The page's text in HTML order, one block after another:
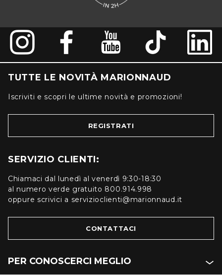
TUTTE LE NOVITÀ MARIONNAUD
Iscriviti e scopri le ultime novità e promozioni!
REGISTRATI
SERVIZIO CLIENTI:
Chiamaci dal lunedì al venerdì 9:30-18:30
al numero verde gratuito 800.914.998
oppure scrivici a servizioclienti@marionnaud.it
CONTATTACI
PER CONOSCERCI MEGLIO